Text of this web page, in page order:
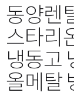
동양렌
스타리
냉동고
올메탈